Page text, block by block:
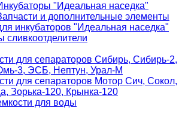
"Идеальная наседка"
и дополнительные элементы
инкубаторов "Идеальная наседка"
сливкоотделители
для сепараторов Сибирь, Сибирь-2,
3, ЭСБ, Нептун, Урал-М
для сепараторов Мотор Сич, Сокол,
Зорька-120, Крынка-120
для воды